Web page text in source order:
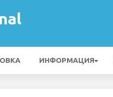
ИНФОРМАЦИЯ